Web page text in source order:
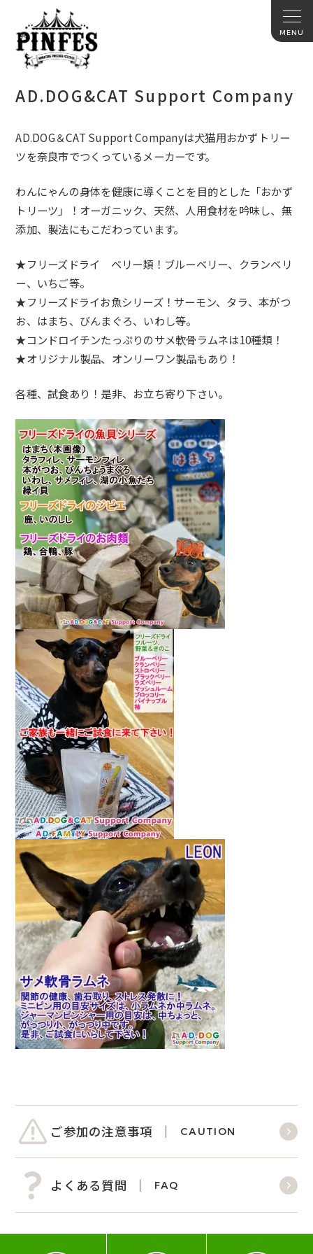
AD.DOG&CAT Support Company
AD.DOG＆CAT Support Companyは犬猫用おかずトリー
ツを奈良市でつくっているメーカーです。
わんにゃんの身体を健康に導くことを目的とした「おかず
トリーツ」！オーガニック、天然、人用食材を吟味し、 無
添加、製法にもこだわっています。
★フリーズドライ ベリー類！ブルーベリー、クランベリ
ー、いちご等。
★フリーズドライお魚シリーズ！サーモン、タラ、本がつ
お、 はまち、びんまぐろ、いわし等。
★コンドロイチンたっぷりのサメ軟骨ラムネは10種類！
★オリジナル製品、オンリーワン製品もあり！
各種、試食あり！是非、お立ち寄り下さい。
ご参加の注意事項 CAUTION
よくある質問 FAQ